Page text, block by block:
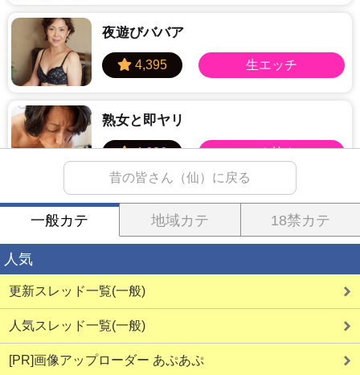
夜遊びババア
熟女と即ヤリ
学生とヤレる
熟女とSEX
昔の皆さん（仙）に戻る
一般カテ 地域カテ 18禁カテ
人気
更新スレッド一覧(一般)
人気スレッド一覧(一般)
[PR]画像アップローダー あぷあぷ